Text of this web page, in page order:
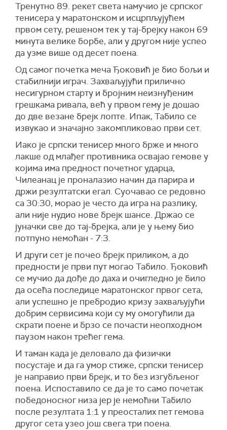
Тренутно 89. рекет света намучио је српског
тенисера у маратонском и исцрпљујућем
првом сету, решеном тек у тај-брејку након 69
минута велике борбе, али у другом није успео
да узме више од десет поена.
Од самог почетка меча Ђоковић је био бољи и
стабилнији играч. Захваљујући прилично
несигурном старту и бројним неизнуђеним
грешкама ривала, већ у првом гему је дошао
до две везане брејк лопте. Ипак, Табило се
извукао и значајно закомпликовао први сет.
Иако је српски тенисер много брже и много
лакше од млађег противника освајао гемове у
којима има предност почетног ударца,
Чилеанац је проналазио начин да парира и
држи резултатски егал. Суочавао се редовно
са 30:30, морао је често да игра на разлику,
али није нудио нове брејк шансе. Држао се
јуначки све до тај-брејка, али је у њему био
потпуно немоћан - 7:3.
И други сет је почео брејк приликом, а до
предности је први пут могао Табило. Ђоковић
се мучио да дође до даха и очигледно је било
да осећа последице маратонског првог сета,
али успешно је пребродио кризу захваљујући
добрим сервисима који су му омогућили да
скрати поене и брзо се почасти неопходном
паузом након трећег гема.
И таман када је деловало да физички
посустаје и да га умор стиже, српски тенисер
је направио први брејк, и то без изгубљеног
поена. Испоставило се да је то само почетак
победоносног низа јер је немоћни Табило
после резултата 1:1 у преосталих пет гемова
другог сета узео још свега три поена.